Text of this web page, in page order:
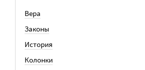
Вера
Законы
История
Колонки